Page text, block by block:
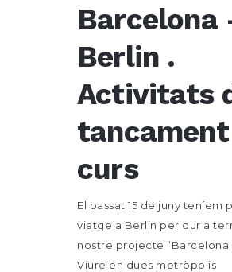
Barcelona
Berlin .
Activitats
curs
El passat 15 de juny teníem
viatge a Berlin per dur a
nostre projecte “Barcelona
Viure en dues metròpolis